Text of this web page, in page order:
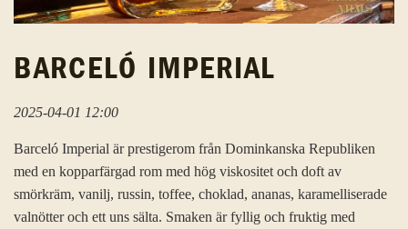
BARCELÓ IMPERIAL
2025-04-01 12:00
Barceló Imperial är prestigerom från Dominkanska Republiken
med en kopparfärgad rom med hög viskositet och doft av
smörkräm, vanilj, russin, toffee, choklad, ananas, karamelliserade
valnötter och ett uns sälta. Smaken är fyllig och fruktig med